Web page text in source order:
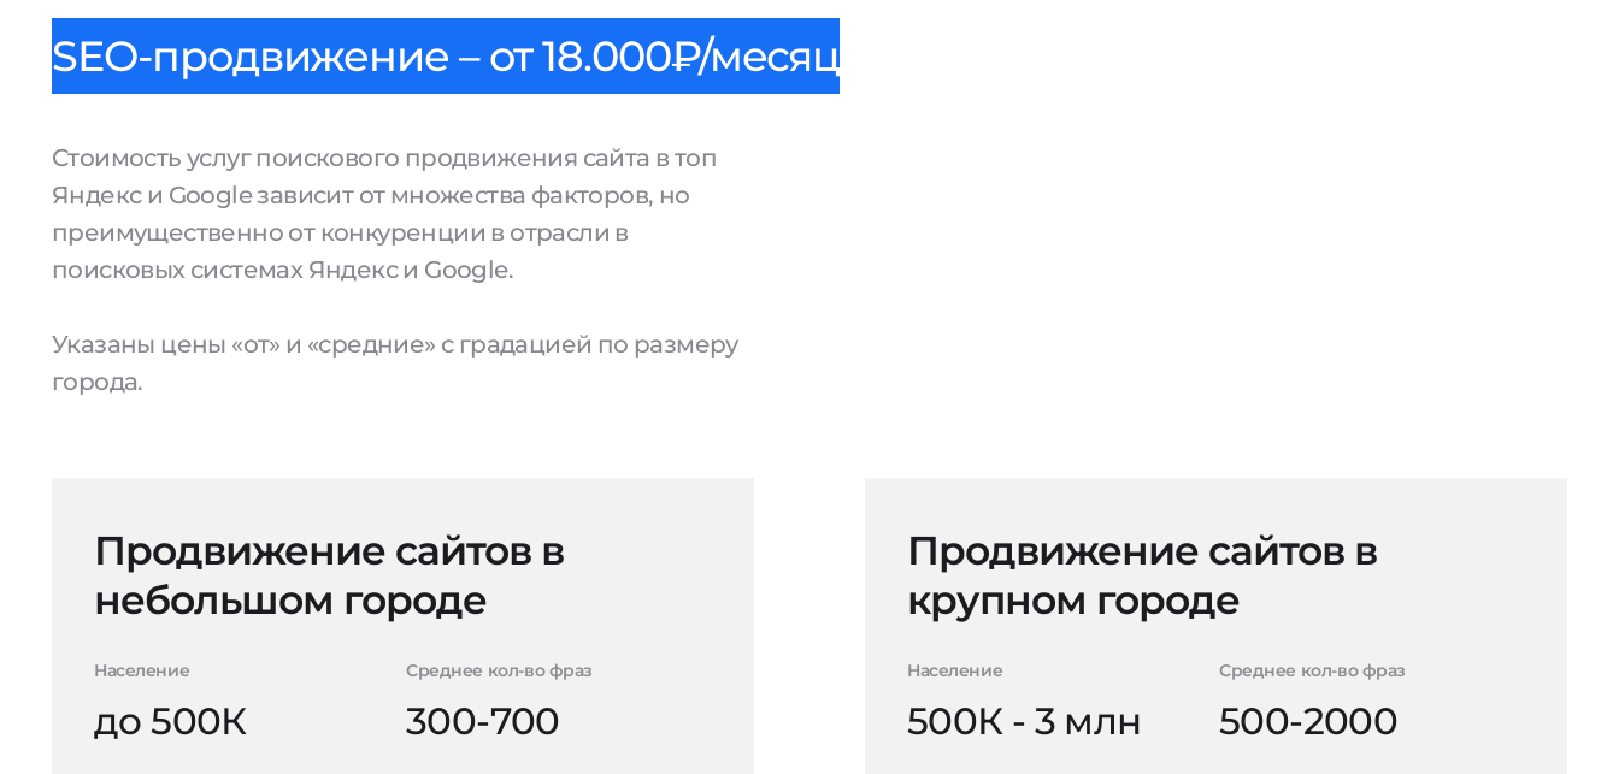
SEO-продвижение – от 18.000₽/месяц
Стоимость услуг поискового продвижения сайта в топ
Яндекс и Google зависит от множества факторов, но
преимущественно от конкуренции в отрасли в
поисковых системах Яндекс и Google.
Указаны цены «от» и «средние» с градацией по размеру
города.
Продвижение сайтов в
небольшом городе
Население
до 500К
Среднее кол-во фраз
300-700
Продвижение сайтов в
крупном городе
Население
500К - 3 млн
Среднее кол-во фраз
500-2000